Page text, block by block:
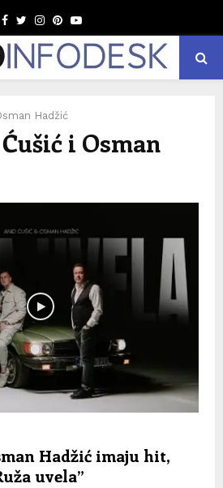
Facebook
TwitterInstagram
Pinterest
Youtube
Hadžić
i Osman
Hadžić imaju hit,
uvela”